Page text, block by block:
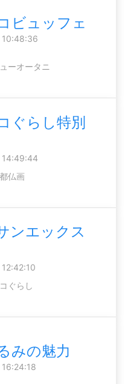
ビュッフェ
ーオータニ
ぐらし特別
仏画
ンエックス
ぐらし
みの魅力